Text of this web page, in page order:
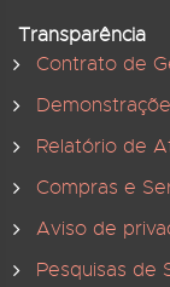
Transparência
Contrato de
Relatório de
Compras e
Aviso de
Pesquisas de